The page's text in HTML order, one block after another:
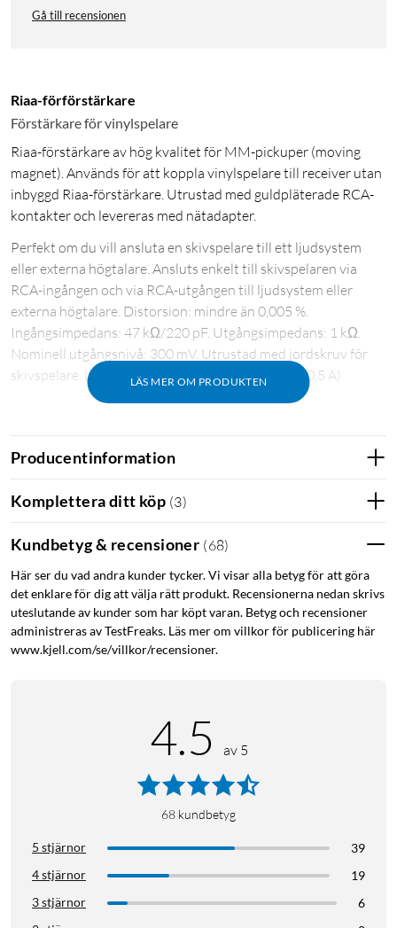
Gå till recensionen
Riaa-förförstärkare
Förstärkare för vinylspelare
Riaa-förstärkare av hög kvalitet för MM-pickuper (moving
magnet). Används för att koppla vinylspelare till receiver utan
inbyggd Riaa-förstärkare. Utrustad med guldpläterade RCA-
kontakter och levereras med nätadapter.
LÄS MER OM PRODUKTEN
Perfekt om du vill ansluta en skivspelare till ett ljudsystem
eller externa högtalare. Ansluts enkelt till skivspelaren via
RCA-ingången och via RCA-utgången till ljudsystem eller
externa högtalare. Distorsion: mindre än 0,005 %.
Ingångsimpedans: 47 kΩ/220 pF. Utgångsimpedans: 1 kΩ.
Nominell utgångsnivå: 300 mV. Utrustad med jordskruv för
skivspelare. Levereras med nätadapter (12 V DC, 0,5 A).
Producentinformation
Komplettera ditt köp (3)
Kundbetyg & recensioner (68)
Här ser du vad andra kunder tycker. Vi visar alla betyg för att göra
det enklare för dig att välja rätt produkt. Recensionerna nedan skrivs
uteslutande av kunder som har köpt varan. Betyg och recensioner
administreras av TestFreaks. Läs mer om villkor för publicering här
www.kjell.com/se/villkor/recensioner.
4.5 av 5
68 kundbetyg
5 stjärnor
39
4 stjärnor
19
3 stjärnor
6